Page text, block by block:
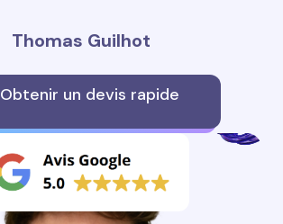
Thomas Guilhot
Obtenir un devis rapide